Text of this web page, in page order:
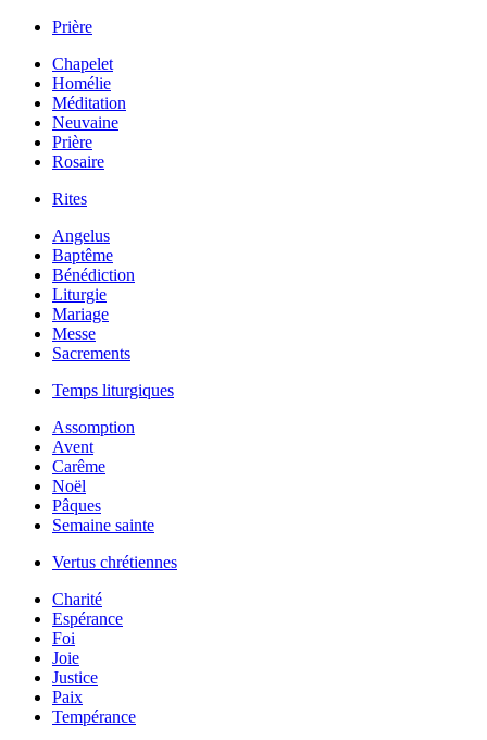
Prière
Chapelet
Homélie
Méditation
Neuvaine
Prière
Rosaire
Rites
Angelus
Baptême
Bénédiction
Liturgie
Mariage
Messe
Sacrements
Temps liturgiques
Assomption
Avent
Carême
Noël
Pâques
Semaine sainte
Vertus chrétiennes
Charité
Espérance
Foi
Joie
Justice
Paix
Tempérance